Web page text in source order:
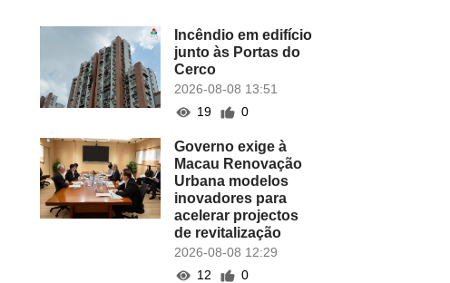
Incêndio em edifício
junto às Portas do
Cerco
2026-08-08 13:51
19
0
Governo exige à
Macau Renovação
Urbana modelos
inovadores para
acelerar projectos
de revitalização
2026-08-08 12:29
12
0